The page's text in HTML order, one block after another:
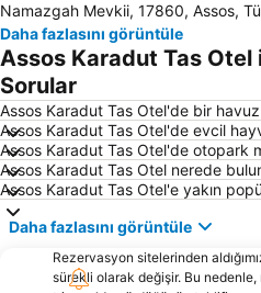
Ayvalık Belediye Plajı
Babakale
Artur Güvercin Koyu
Molyvos Castle
Şeytan Sofrası
Antandros Plajı
Artur Gemiyatağı Koyu
Hasan Boğuldu
Traditional Settlement of Molyvos
Namazgah Mevkii, 17860, Assos,
Daha fazlasını görüntüle
Assos Karadut Tas Otel
Sorular
Assos Karadut Tas Otel'de bir havuz
Assos Karadut Tas Otel'de evcil
Assos Karadut Tas Otel'de otopark
Assos Karadut Tas Otel nerede
Assos Karadut Tas Otel'e yakın
Daha fazlasını görüntüle
Rezervasyon sitelerinden
sürekli olarak değişir. Bu